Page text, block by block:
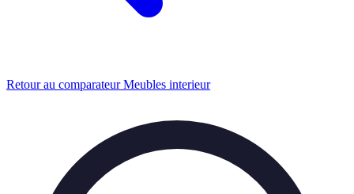
Retour au comparateur Meubles interieur